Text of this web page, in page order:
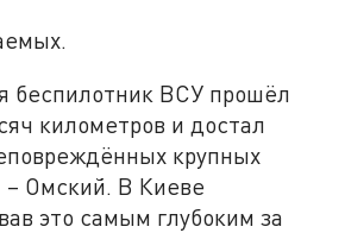
беспилотник ВСУ прошёл
километров и достал
крупных
– Омский. В Киеве
это самым глубоким за